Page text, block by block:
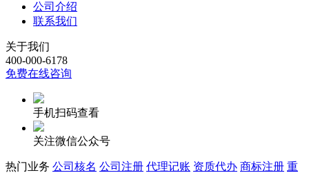
公司介绍
联系我们
关于我们
400-000-6178
免费在线咨询
手机扫码查看
关注微信公众号
热门业务 公司核名 公司注册 代理记账 资质代办 商标注册 重